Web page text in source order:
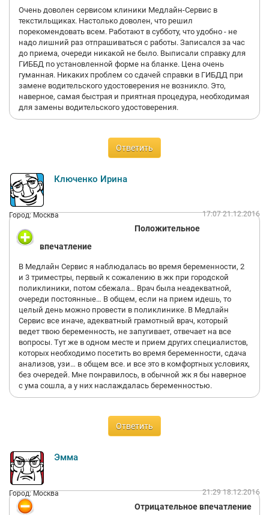
Очень доволен сервисом клиники Медлайн-Сервис в
текстильщиках. Настолько доволен, что решил
порекомендовать всем. Работают в субботу, что удобно - не
надо лишний раз отпрашиваться с работы. Записался за час
до приема, очереди никакой не было. Выписали справку для
ГИББД по установленной форме на бланке. Цена очень
гуманная. Никаких проблем со сдачей справки в ГИБДД при
замене водительского удостоверения не возникло. Это,
наверное, самая быстрая и приятная процедура, необходимая
для замены водительского удостоверения.
Ответить
Ключенко Ирина
Город: Москва 17:07 21.12.2016
Положительное
впечатление
В Медлайн Сервис я наблюдалась во время беременности, 2
и 3 триместры, первый к сожалению в жк при городской
поликлиники, потом сбежала… Врач была неадекватной,
очереди постоянные… В общем, если на прием идешь, то
целый день можно провести в поликлинике. В Медлайн
Сервис все иначе, адекватный грамотный врач, который
ведет твою беременность, не запугивает, отвечает на все
вопросы. Тут же в одном месте и прием других специалистов,
которых необходимо посетить во время беременности, сдача
анализов, узи… в общем все. и все это в комфортных условиях,
без очередей. Мне понравилось, в обычной жк я бы наверное
с ума сошла, а у них наслаждалась беременностью.
Ответить
Эмма
Город: Москва 21:29 18.12.2016
Отрицательное впечатление